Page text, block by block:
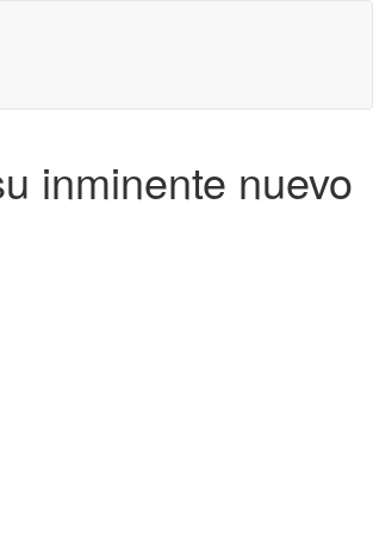
inminente nuevo